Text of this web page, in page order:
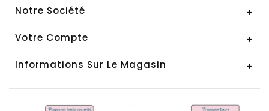
Notre Société 
Votre Compte 
Informations Sur Le Magasin 